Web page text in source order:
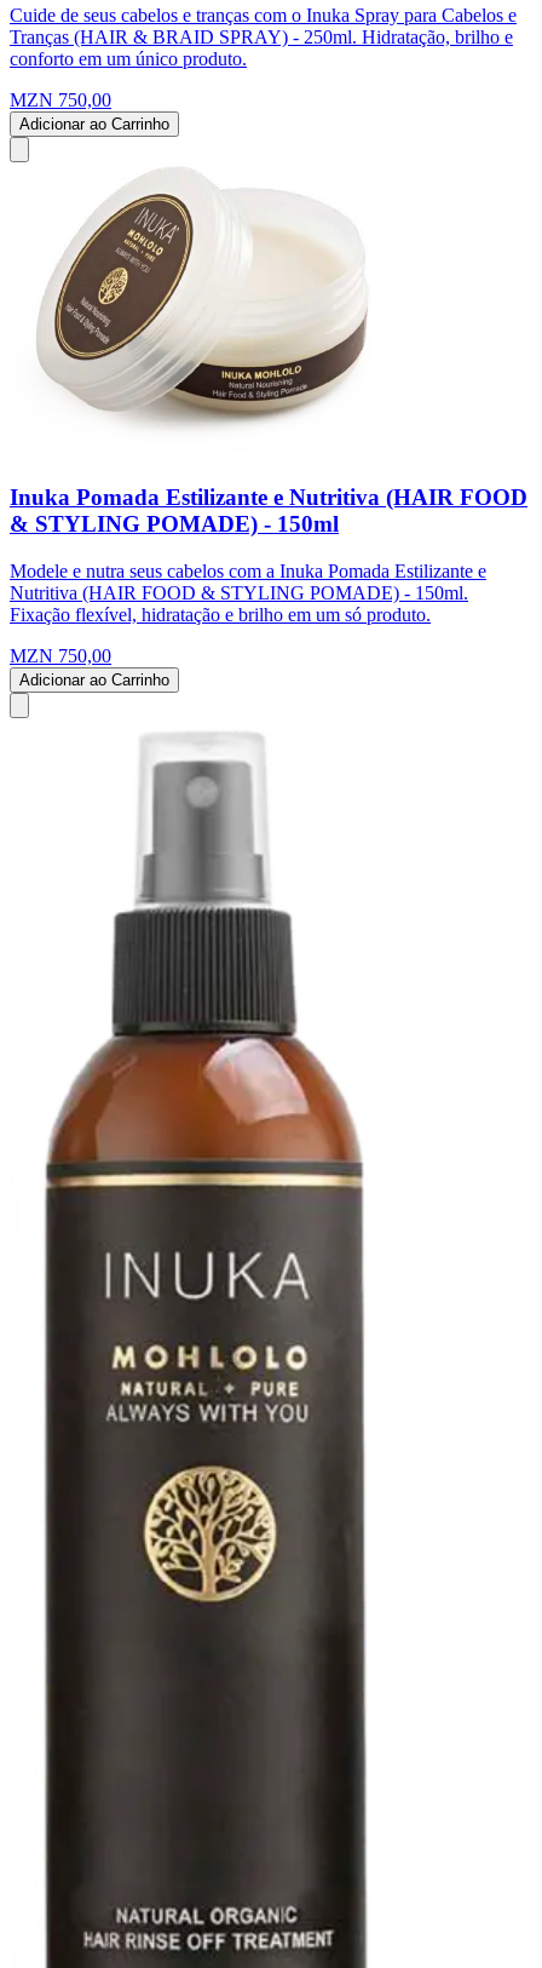
Cuide de seus cabelos e tranças com o Inuka Spray para Cabelos e
Tranças (HAIR & BRAID SPRAY) - 250ml. Hidratação, brilho e
conforto em um único produto.
MZN 750,00
Adicionar ao Carrinho
Inuka Pomada Estilizante e Nutritiva (HAIR FOOD
& STYLING POMADE) - 150ml
Modele e nutra seus cabelos com a Inuka Pomada Estilizante e
Nutritiva (HAIR FOOD & STYLING POMADE) - 150ml.
Fixação flexível, hidratação e brilho em um só produto.
MZN 750,00
Adicionar ao Carrinho